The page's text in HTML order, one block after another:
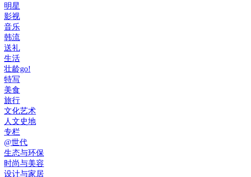
明星
影视
音乐
韩流
送礼
生活
壮龄go!
特写
美食
旅行
文化艺术
人文史地
专栏
@世代
生态与环保
时尚与美容
设计与家居